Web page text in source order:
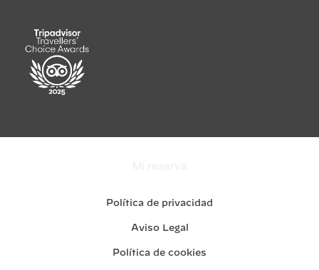
Política de privacidad
Aviso Legal
Política de cookies